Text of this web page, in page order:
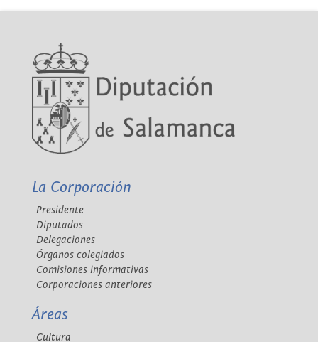
La Corporación
Presidente
Diputados
Delegaciones
Órganos colegiados
Comisiones informativas
Corporaciones anteriores
Áreas
Cultura